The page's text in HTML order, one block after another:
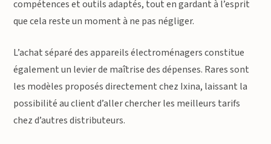
compétences et outils adaptés, tout en gardant à l’esprit
que cela reste un moment à ne pas négliger.
L’achat séparé des appareils électroménagers constitue
également un levier de maîtrise des dépenses. Rares sont
les modèles proposés directement chez Ixina, laissant la
possibilité au client d’aller chercher les meilleurs tarifs
chez d’autres distributeurs.